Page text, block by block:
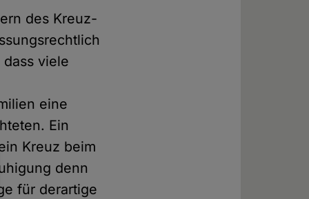
des Kreuz-
viele
eine
Ein
Kreuz beim
denn
für derartige